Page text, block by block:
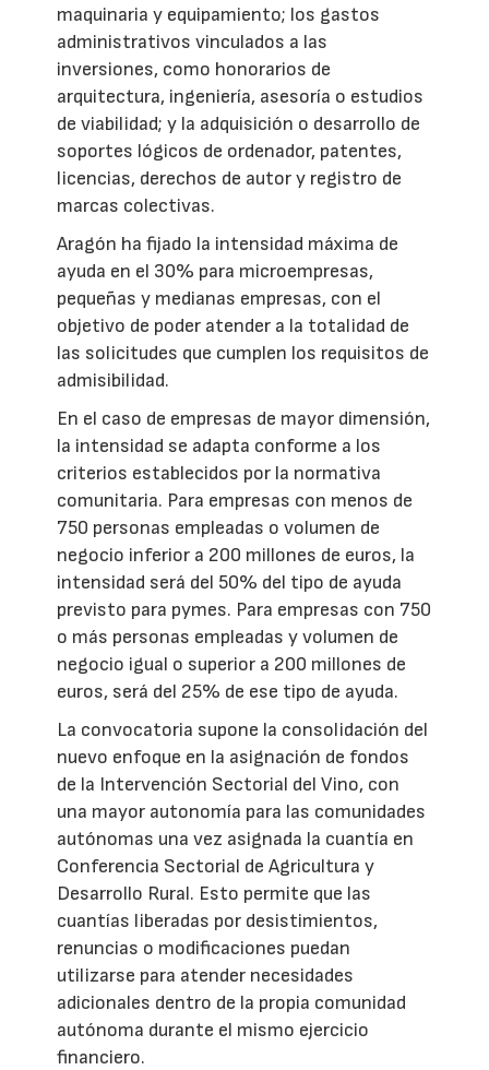
maquinaria y equipamiento; los gastos
administrativos vinculados a las
inversiones, como honorarios de
arquitectura, ingeniería, asesoría o estudios
de viabilidad; y la adquisición o desarrollo de
soportes lógicos de ordenador, patentes,
licencias, derechos de autor y registro de
marcas colectivas.
Aragón ha fijado la intensidad máxima de
ayuda en el 30% para microempresas,
pequeñas y medianas empresas, con el
objetivo de poder atender a la totalidad de
las solicitudes que cumplen los requisitos de
admisibilidad.
En el caso de empresas de mayor dimensión,
la intensidad se adapta conforme a los
criterios establecidos por la normativa
comunitaria. Para empresas con menos de
750 personas empleadas o volumen de
negocio inferior a 200 millones de euros, la
intensidad será del 50% del tipo de ayuda
previsto para pymes. Para empresas con 750
o más personas empleadas y volumen de
negocio igual o superior a 200 millones de
euros, será del 25% de ese tipo de ayuda.
La convocatoria supone la consolidación del
nuevo enfoque en la asignación de fondos
de la Intervención Sectorial del Vino, con
una mayor autonomía para las comunidades
autónomas una vez asignada la cuantía en
Conferencia Sectorial de Agricultura y
Desarrollo Rural. Esto permite que las
cuantías liberadas por desistimientos,
renuncias o modificaciones puedan
utilizarse para atender necesidades
adicionales dentro de la propia comunidad
autónoma durante el mismo ejercicio
financiero.